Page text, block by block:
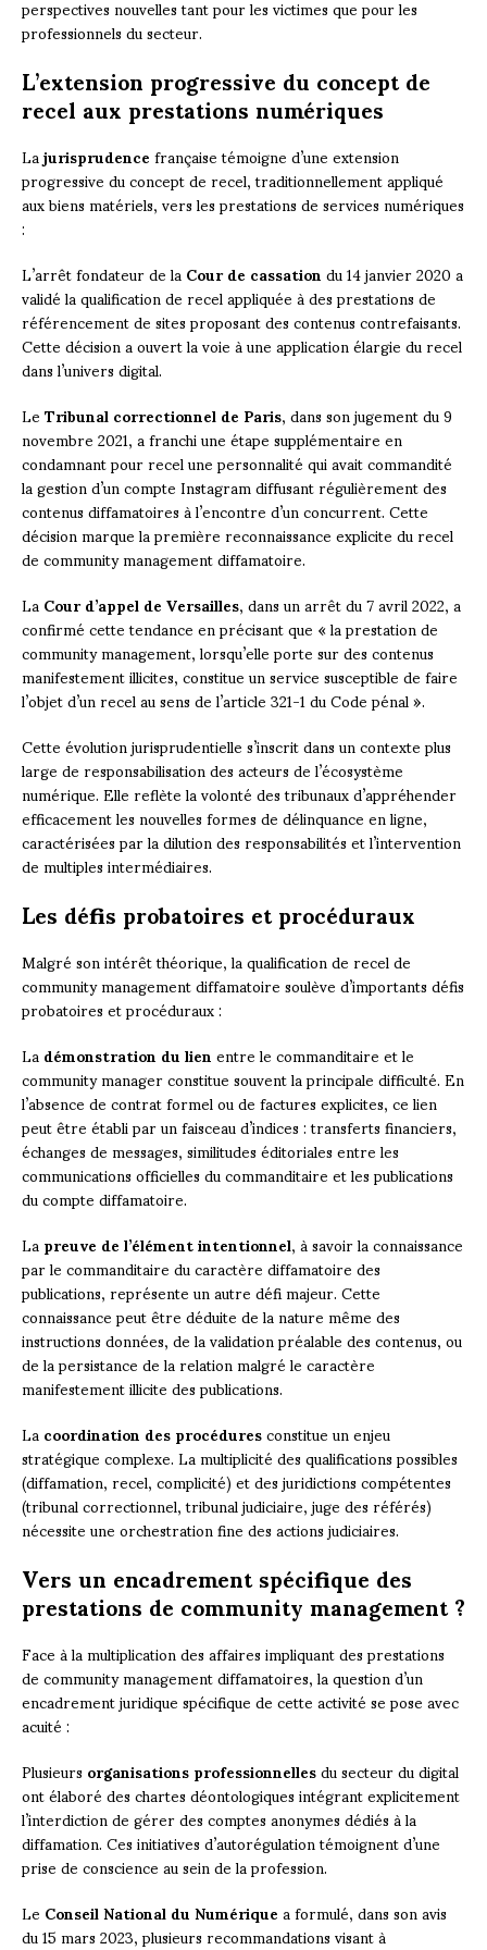
professionnels du secteur.
L’extension progressive du concept de
recel aux prestations numériques
Lajurisprudencefrançaise témoigne d’une extension
progressive du concept de recel, traditionnellement appliqué
aux biens matériels, vers les prestations de services numériques
:
L’arrêt fondateur de laCour de cassationdu 14 janvier 2020 a
validé la qualification de recel appliquée à des prestations de
référencement de sites proposant des contenus contrefaisants.
Cette décision a ouvert la voie à une application élargie du recel
dans l’univers digital.
LeTribunal correctionnel de Paris, dans son jugement du 9
novembre 2021, a franchi une étape supplémentaire en
condamnant pour recel une personnalité qui avait commandité
la gestion d’un compte Instagram diffusant régulièrement des
contenus diffamatoires à l’encontre d’un concurrent. Cette
décision marque la première reconnaissance explicite du recel
de community management diffamatoire.
LaCour d’appel de Versailles, dans un arrêt du 7 avril 2022, a
confirmé cette tendance en précisant que « la prestation de
community management, lorsqu’elle porte sur des contenus
manifestement illicites, constitue un service susceptible de faire
l’objet d’un recel au sens de l’article 321-1 du Code pénal ».
Cette évolution jurisprudentielle s’inscrit dans un contexte plus
large de responsabilisation des acteurs de l’écosystème
numérique. Elle reflète la volonté des tribunaux d’appréhender
efficacement les nouvelles formes de délinquance en ligne,
caractérisées par la dilution des responsabilités et l’intervention
de multiples intermédiaires.
Les défis probatoires et procéduraux
Malgré son intérêt théorique, la qualification de recel de
community management diffamatoire soulève d’importants défis
probatoires et procéduraux :
Ladémonstration du lienentre le commanditaire et le
community manager constitue souvent la principale difficulté. En
l’absence de contrat formel ou de factures explicites, ce lien
peut être établi par un faisceau d’indices : transferts financiers,
échanges de messages, similitudes éditoriales entre les
communications officielles du commanditaire et les publications
du compte diffamatoire.
Lapreuve de l’élément intentionnel, à savoir la connaissance
par le commanditaire du caractère diffamatoire des
publications, représente un autre défi majeur. Cette
connaissance peut être déduite de la nature même des
instructions données, de la validation préalable des contenus, ou
de la persistance de la relation malgré le caractère
manifestement illicite des publications.
Lacoordination des procéduresconstitue un enjeu
stratégique complexe. La multiplicité des qualifications possibles
(diffamation, recel, complicité) et des juridictions compétentes
(tribunal correctionnel, tribunal judiciaire, juge des référés)
nécessite une orchestration fine des actions judiciaires.
Vers un encadrement spécifique des
prestations de community management ?
Face à la multiplication des affaires impliquant des prestations
de community management diffamatoires, la question d’un
encadrement juridique spécifique de cette activité se pose avec
acuité :
Plusieursorganisations professionnellesdu secteur du digital
ont élaboré des chartes déontologiques intégrant explicitement
l’interdiction de gérer des comptes anonymes dédiés à la
diffamation. Ces initiatives d’autorégulation témoignent d’une
prise de conscience au sein de la profession.
LeConseil National du Numériquea formulé, dans son avis
du 15 mars 2023, plusieurs recommandations visant à